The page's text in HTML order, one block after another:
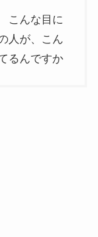
んな目に
人が、こん
るんですか